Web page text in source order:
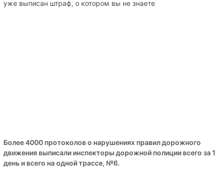
Более 4000 протоколов о нарушениях правил дорожного
движения выписали инспекторы дорожной полиции всего за 1
день и всего на одной трассе, №6.